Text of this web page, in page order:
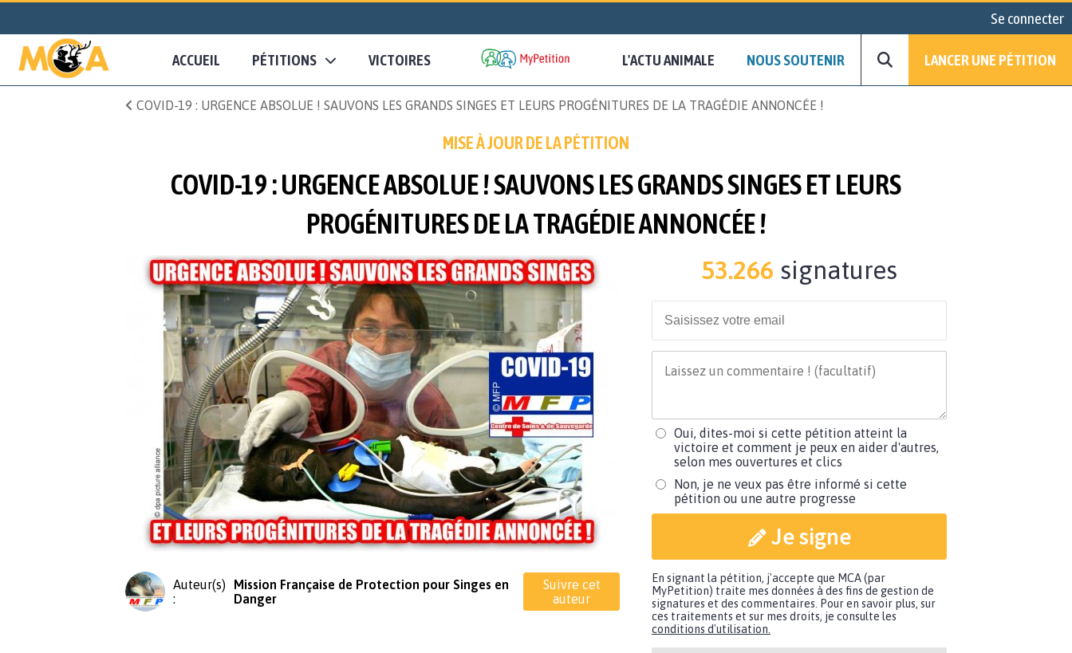
Se connecter
ACCUEIL PÉTITIONS VICTOIRES L'ACTU ANIMALE NOUS SOUTENIR LANCER UNE PÉTITION
COVID-19 : URGENCE ABSOLUE ! SAUVONS LES GRANDS SINGES ET LEURS PROGÉNITURES DE LA TRAGÉDIE ANNONCÉE !
MISE À JOUR DE LA PÉTITION
COVID-19 : URGENCE ABSOLUE ! SAUVONS LES GRANDS SINGES ET LEURS
PROGÉNITURES DE LA TRAGÉDIE ANNONCÉE !
Auteur(s)
:
Mission Française de Protection pour Singes en
Danger
Suivre cet
auteur
53.266 signatures
Oui, dites-moi si cette pétition atteint la
victoire et comment je peux en aider d'autres,
selon mes ouvertures et clics
Non, je ne veux pas être informé si cette
pétition ou une autre progresse
Je signe
En signant la pétition, j'accepte que MCA (par
MyPetition) traite mes données à des fins de gestion de
signatures et des commentaires. Pour en savoir plus, sur
ces traitements et sur mes droits, je consulte les
conditions d'utilisation.